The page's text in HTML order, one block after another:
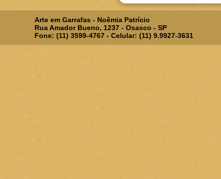
Arte em Garrafas - Noêmia Patrício
Rua Amador Bueno, 1237 - Osasco - SP
Fone: (11) 3599-4767 - Celular: (11) 9.9927-3631